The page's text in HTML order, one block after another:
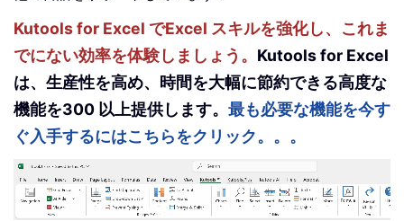
Kutools for Excel でExcel スキルを強化し、これま
でにない効率を体験しましょう。 Kutools for Excel
は、生産性を高め、時間を大幅に節約できる高度な
機能を300 以上提供します。 最も必要な機能を今す
ぐ入手するにはこちらをクリック。。。